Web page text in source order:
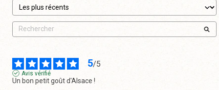
5/5
Avis vérifié
Un bon petit goût d'Alsace !